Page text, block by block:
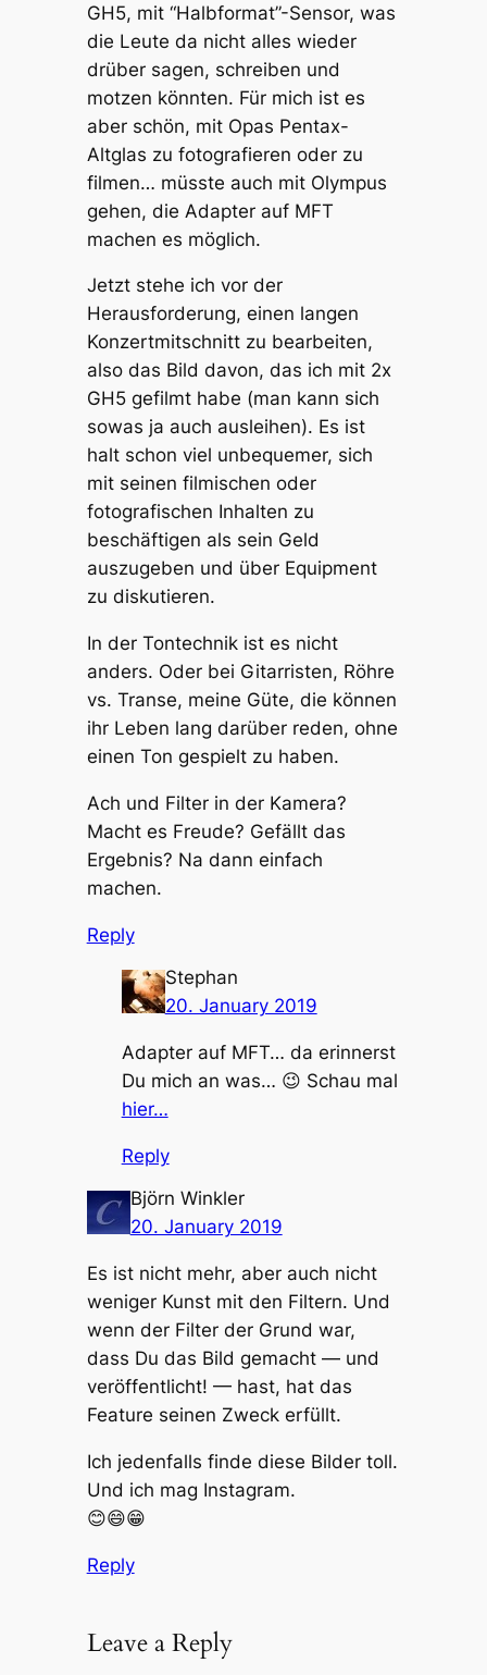
GH5, mit “Halbformat”-Sensor, was
die Leute da nicht alles wieder
drüber sagen, schreiben und
motzen könnten. Für mich ist es
aber schön, mit Opas Pentax-
Altglas zu fotografieren oder zu
filmen… müsste auch mit Olympus
gehen, die Adapter auf MFT
machen es möglich.
Jetzt stehe ich vor der
Herausforderung, einen langen
Konzertmitschnitt zu bearbeiten,
also das Bild davon, das ich mit 2x
GH5 gefilmt habe (man kann sich
sowas ja auch ausleihen). Es ist
halt schon viel unbequemer, sich
mit seinen filmischen oder
fotografischen Inhalten zu
beschäftigen als sein Geld
auszugeben und über Equipment
zu diskutieren.
In der Tontechnik ist es nicht
anders. Oder bei Gitarristen, Röhre
vs. Transe, meine Güte, die können
ihr Leben lang darüber reden, ohne
einen Ton gespielt zu haben.
Ach und Filter in der Kamera?
Macht es Freude? Gefällt das
Ergebnis? Na dann einfach
machen.
Reply
Stephan
20. January 2019
Adapter auf MFT… da erinnerst
Du mich an was… 😉 Schau mal
hier…
Reply
Björn Winkler
20. January 2019
Es ist nicht mehr, aber auch nicht
weniger Kunst mit den Filtern. Und
wenn der Filter der Grund war,
dass Du das Bild gemacht — und
veröffentlicht! — hast, hat das
Feature seinen Zweck erfüllt.
Ich jedenfalls finde diese Bilder toll.
Und ich mag Instagram.
😊😄😁
Reply
Leave a Reply